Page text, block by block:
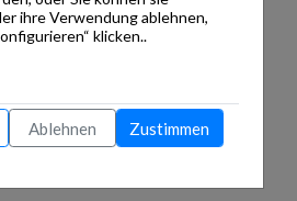
133,31 Kb
138,19 Kb
270,79 Kb
ihre Verwendung ablehnen,
klicken..
Ablehnen Zustimmen